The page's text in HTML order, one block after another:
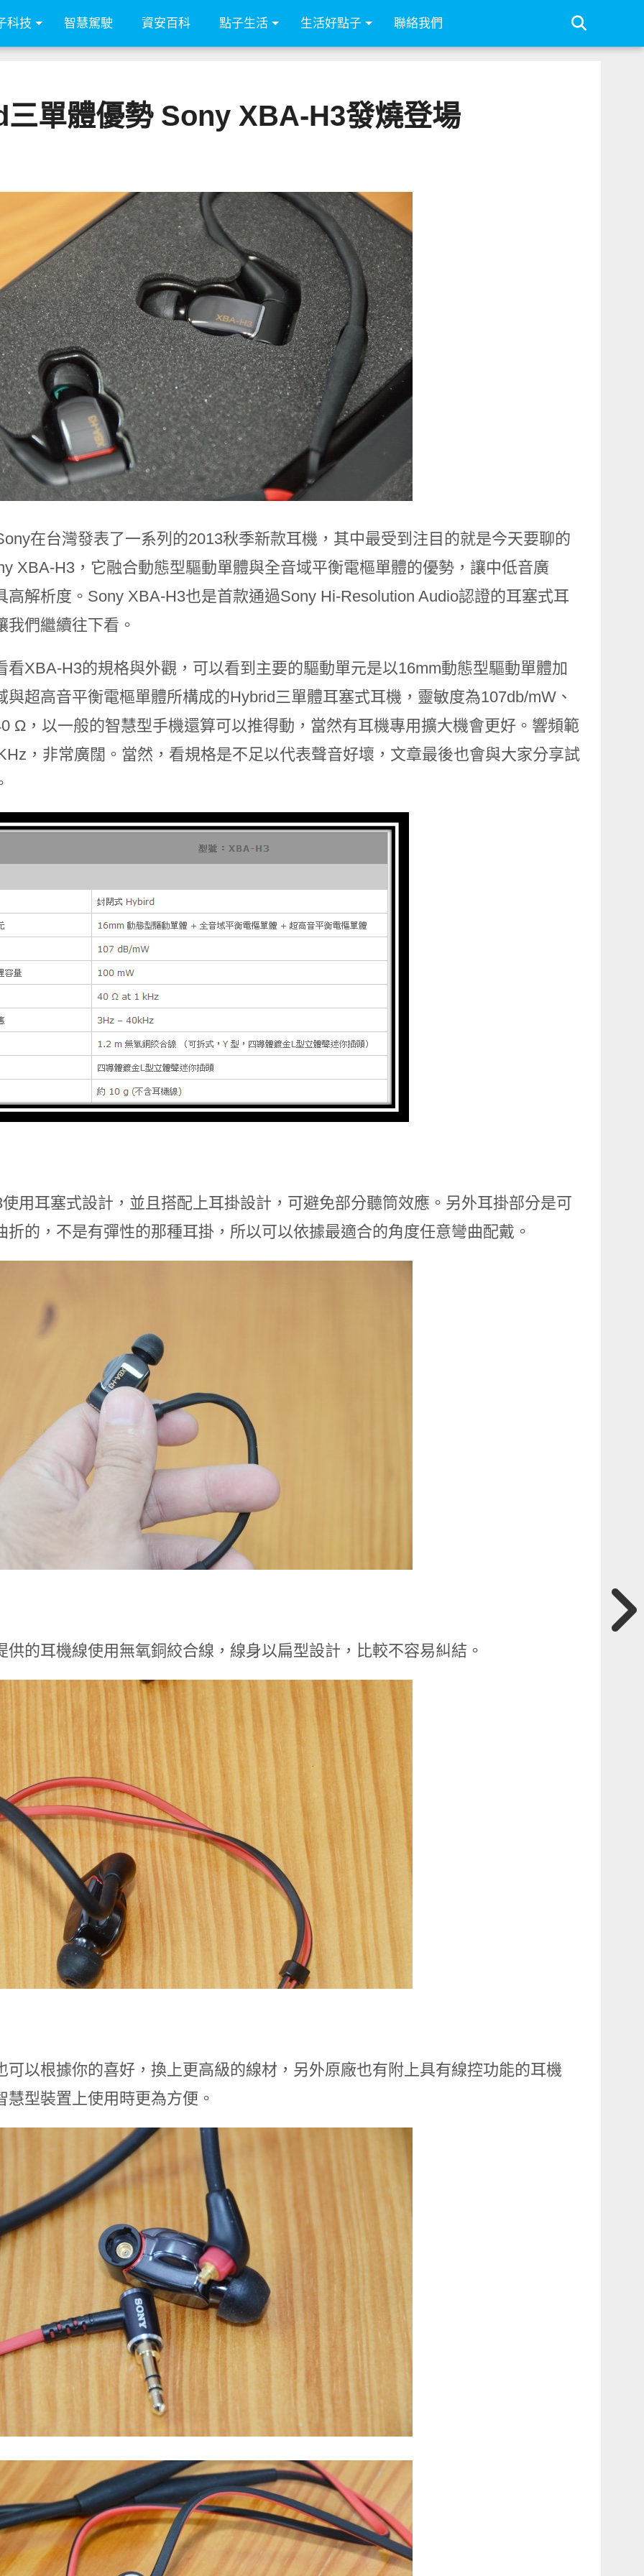
科技 智慧駕駛 資安百科 點子生活 生活好點子 聯絡我們
單體優勢 Sony XBA-H3發燒登場
在台灣發表了一系列的2013秋季新款耳機，其中最受到注目的就是今天要聊的
XBA-H3，它融合動態型驅動單體與全音域平衡電樞單體的優勢，讓中低音廣
高解析度。Sony XBA-H3也是首款通過Sony Hi-Resolution Audio認證的耳塞式耳
我們繼續往下看。
看XBA-H3的規格與外觀，可以看到主要的驅動單元是以16mm動態型驅動單體加
與超高音平衡電樞單體所構成的Hybrid三單體耳塞式耳機，靈敏度為107db/mW、
Ω，以一般的智慧型手機還算可以推得動，當然有耳機專用擴大機會更好。響頻範
，非常廣闊。當然，看規格是不足以代表聲音好壞，文章最後也會與大家分享試
用耳塞式設計，並且搭配上耳掛設計，可避免部分聽筒效應。另外耳掛部分是可
折的，不是有彈性的那種耳掛，所以可以依據最適合的角度任意彎曲配戴。
供的耳機線使用無氧銅絞合線，線身以扁型設計，比較不容易糾結。
可以根據你的喜好，換上更高級的線材，另外原廠也有附上具有線控功能的耳機
慧型裝置上使用時更為方便。